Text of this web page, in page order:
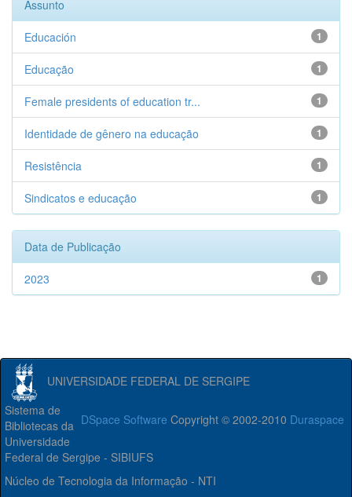
Assunto
1
Educación
1
Educação
1
Female presidents of education tr...
1
Identidade de gênero na educação
1
Resistência
1
Sindicatos e educação
Data de Publicação
1
2023
UNIVERSIDADE FEDERAL DE SERGIPE
DSpace Software Copyright © 2002-2010 Duraspace
Sistema de
Bibliotecas da
Universidade
Federal de Sergipe - SIBIUFS
Núcleo de Tecnologia da Informação - NTI